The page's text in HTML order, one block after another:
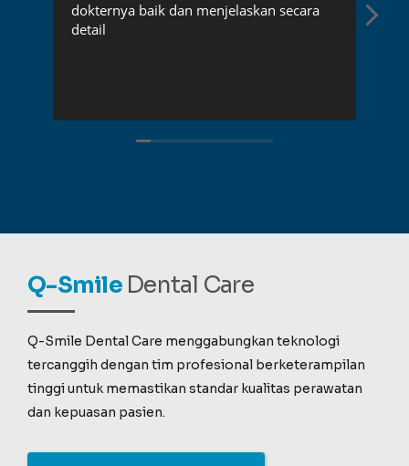
dokternya baik dan menjelaskan secara
detail
Q-Smile Dental Care
Q-Smile Dental Care menggabungkan teknologi
tercanggih dengan tim profesional berketerampilan
tinggi untuk memastikan standar kualitas perawatan
dan kepuasan pasien.